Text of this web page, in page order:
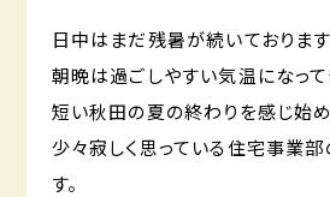
日中はまだ残暑が続いております
朝晩は過ごしやすい気温になって
短い秋田の夏の終わりを感じ始め
少々寂しく思っている住宅事業
す。